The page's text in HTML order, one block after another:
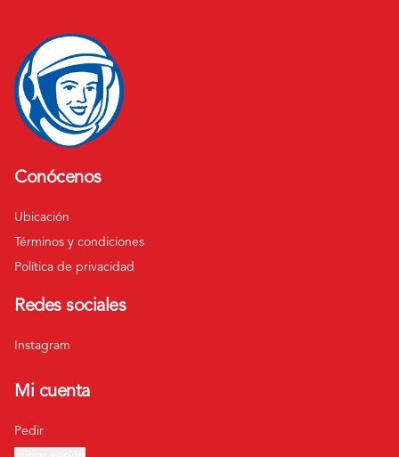
Conócenos
Ubicación
Términos y condiciones
Política de privacidad
Redes sociales
Instagram
Mi cuenta
Pedir